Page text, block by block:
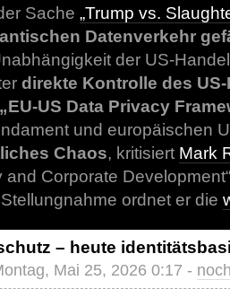
Sache „Trump vs.
Datenverkehr
der US-
direkte Kontrolle des
„EU-US Data Privacy
und europäischen
Chaos, kritisiert Mark
and Corporate
ordnet er die
– heute
Mai 25, 2026 0:17 -